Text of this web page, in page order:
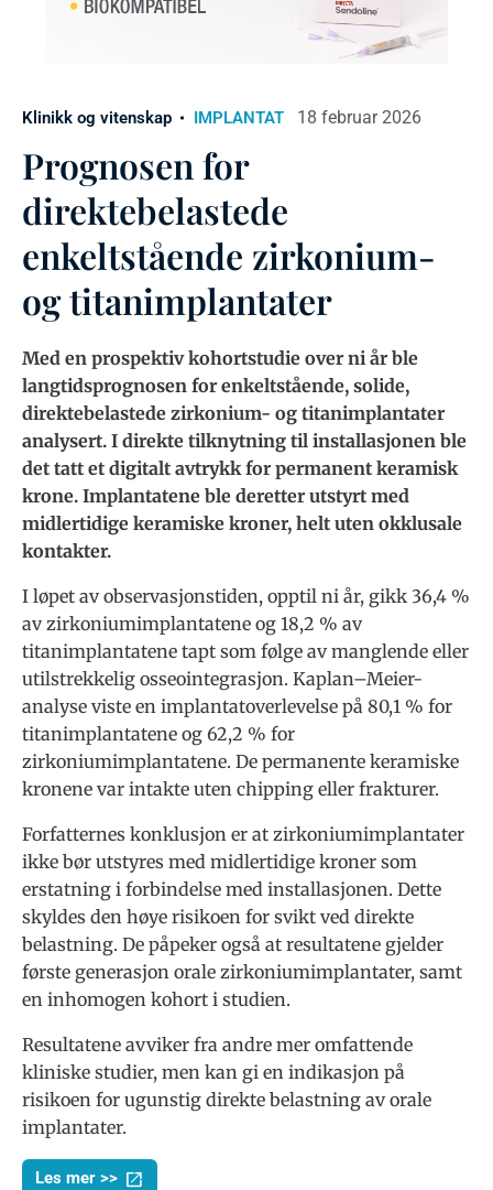
Klinikk og vitenskap IMPLANTAT 18 februar 2026
Prognosen for
direktebelastede
enkeltstående zirkonium-
og titanimplantater
Med en prospektiv kohortstudie over ni år ble
langtidsprognosen for enkeltstående, solide,
direktebelastede zirkonium- og titanimplantater
analysert. I direkte tilknytning til installasjonen ble
det tatt et digitalt avtrykk for permanent keramisk
krone. Implantatene ble deretter utstyrt med
midlertidige keramiske kroner, helt uten okklusale
kontakter.
I løpet av observasjonstiden, opptil ni år, gikk 36,4 %
av zirkoniumimplantatene og 18,2 % av
titanimplantatene tapt som følge av manglende eller
utilstrekkelig osseointegrasjon. Kaplan–Meier-
analyse viste en implantatoverlevelse på 80,1 % for
titanimplantatene og 62,2 % for
zirkoniumimplantatene. De permanente keramiske
kronene var intakte uten chipping eller frakturer.
Forfatternes konklusjon er at zirkoniumimplantater
ikke bør utstyres med midlertidige kroner som
erstatning i forbindelse med installasjonen. Dette
skyldes den høye risikoen for svikt ved direkte
belastning. De påpeker også at resultatene gjelder
første generasjon orale zirkoniumimplantater, samt
en inhomogen kohort i studien.
Resultatene avviker fra andre mer omfattende
kliniske studier, men kan gi en indikasjon på
risikoen for ugunstig direkte belastning av orale
implantater.
Les mer >>